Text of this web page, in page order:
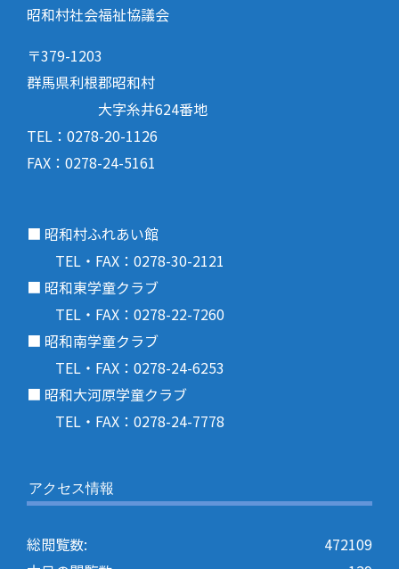
昭和村社会福祉協議会
〒379-1203
群馬県利根郡昭和村
大字糸井624番地
TEL：0278-20-1126
FAX：0278-24-5161
■ 昭和村ふれあい館
TEL・FAX：0278-30-2121
■ 昭和東学童クラブ
TEL・FAX：0278-22-7260
■ 昭和南学童クラブ
TEL・FAX：0278-24-6253
■ 昭和大河原学童クラブ
TEL・FAX：0278-24-7778
アクセス情報
472109
総閲覧数: